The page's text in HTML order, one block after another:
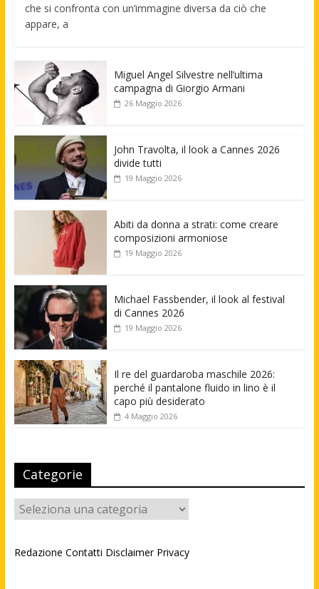
che si confronta con un’immagine diversa da ciò che
appare, a
Miguel Angel Silvestre nell’ultima
campagna di Giorgio Armani
26 Maggio 2026
John Travolta, il look a Cannes 2026
divide tutti
19 Maggio 2026
Abiti da donna a strati: come creare
composizioni armoniose
19 Maggio 2026
Michael Fassbender, il look al festival
di Cannes 2026
19 Maggio 2026
Il re del guardaroba maschile 2026:
perché il pantalone fluido in lino è il
capo più desiderato
4 Maggio 2026
Categorie
Categorie
Redazione Contatti Disclaimer Privacy